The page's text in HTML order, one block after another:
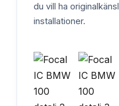
du vill ha
installationer.